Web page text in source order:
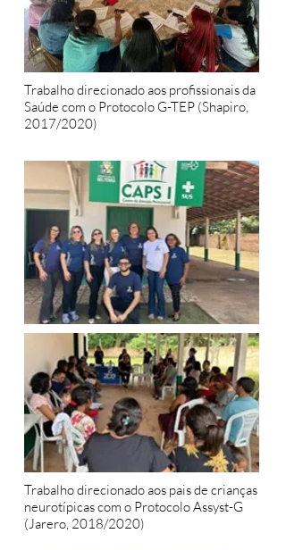
Trabalho direcionado aos profissionais da
Saúde com o Protocolo G-TEP (Shapiro,
2017/2020)
Trabalho direcionado aos pais de crianças
neurotípicas com o Protocolo Assyst-G
(Jarero, 2018/2020)